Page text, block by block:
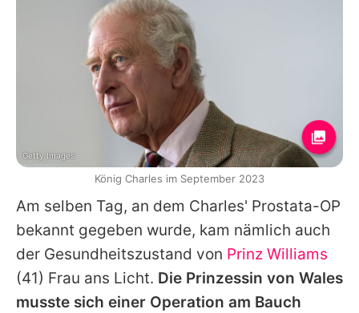
Am selben Tag, an dem Charles' Prostata-OP
bekannt gegeben wurde, kam nämlich auch
der Gesundheitszustand von Prinz Williams
(41) Frau ans Licht. Die Prinzessin von Wales
musste sich einer Operation am Bauch
Getty Images
König Charles im September 2023